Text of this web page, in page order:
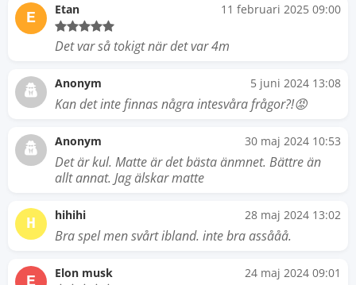
E Etan 11 februari 2025 09:00
Det var så tokigt när det var 4m
Anonym 5 juni 2024 13:08
Kan det inte finnas några intesvåra frågor?!😡
Anonym 30 maj 2024 10:53
Det är kul. Matte är det bästa änmnet. Bättre än
allt annat. Jag älskar matte
H hihihi 28 maj 2024 13:02
Bra spel men svårt ibland. inte bra assååå.
Elon musk 24 maj 2024 09:01